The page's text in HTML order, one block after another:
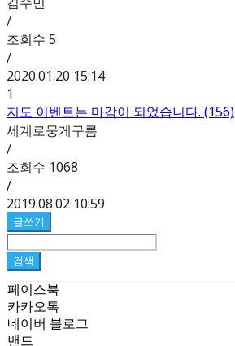
/
조회수 5
/
2020.01.20 15:14
1
지도 이벤트는 마감이 되었습니다. (156)
세계로뭉게구름
/
조회수 1068
/
2019.08.02 10:59
글쓰기
검색
페이스북
카카오톡
네이버 블로그
밴드